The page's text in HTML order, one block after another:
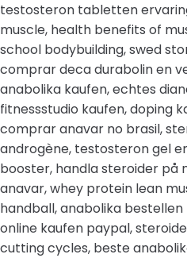
testosteron tabletten
muscle, health benefits of
school bodybuilding, swed
comprar deca durabolin en
anabolika kaufen, echtes
fitnessstudio kaufen, doping
comprar anavar no brasil,
androgène, testosteron gel
booster, handla steroider på
anavar, whey protein lean
handball, anabolika
online kaufen paypal,
cutting cycles, beste